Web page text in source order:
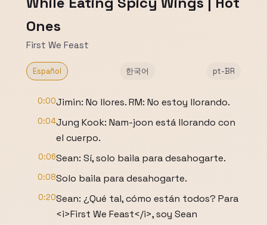
Ones
First We Feast
Español 한국어 pt-BR
0:00Jimin: No llores. RM: No estoy llorando.
0:04Jung Kook: Nam-joon está llorando con
el cuerpo.
0:06Sean: Sí, solo baila para desahogarte.
0:08Solo baila para desahogarte.
0:20Sean: ¿Qué tal, cómo están todos? Para
<i>First We Feast</i>, soy Sean